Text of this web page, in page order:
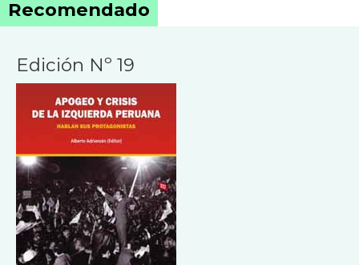
Recomendado
Edición Nº 19